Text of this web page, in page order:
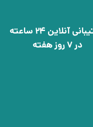
پشتیبانی آنلاین 24 ساعته
در 7 روز هفته